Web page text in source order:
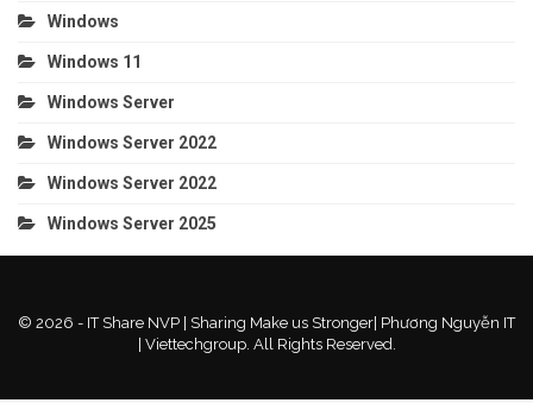
Windows
Windows 11
Windows Server
Windows Server 2022
Windows Server 2022
Windows Server 2025
© 2026 - IT Share NVP | Sharing Make us Stronger| Phương Nguyễn IT
| Viettechgroup. All Rights Reserved.